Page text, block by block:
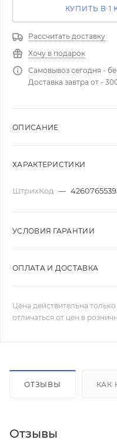
КУПИТЬ В 1
Рассчитать доставку
Хочу в подарок
Самовывоз сегодня -
Доставка завтра от -
ОПИСАНИЕ
ХАРАКТЕРИСТИКИ
ШтрихКод —
УСЛОВИЯ ГАРАНТИИ
ОПЛАТА И ДОСТАВКА
Цена действительна
отличаться от цен в
ОТЗЫВЫ КАК
Отзывы